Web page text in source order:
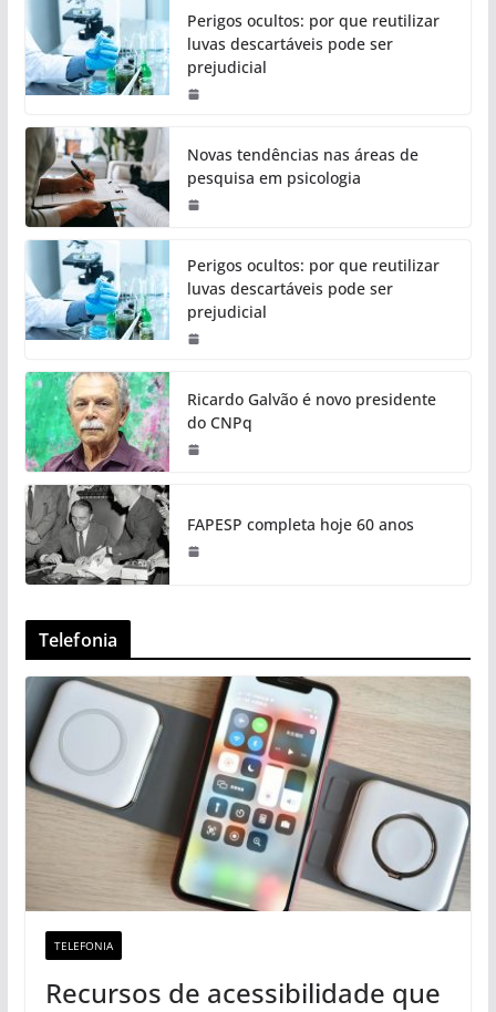
Perigos ocultos: por que reutilizar
luvas descartáveis pode ser
prejudicial
Novas tendências nas áreas de
pesquisa em psicologia
Perigos ocultos: por que reutilizar
luvas descartáveis pode ser
prejudicial
Ricardo Galvão é novo presidente
do CNPq
FAPESP completa hoje 60 anos
Telefonia
TELEFONIA
Recursos de acessibilidade que